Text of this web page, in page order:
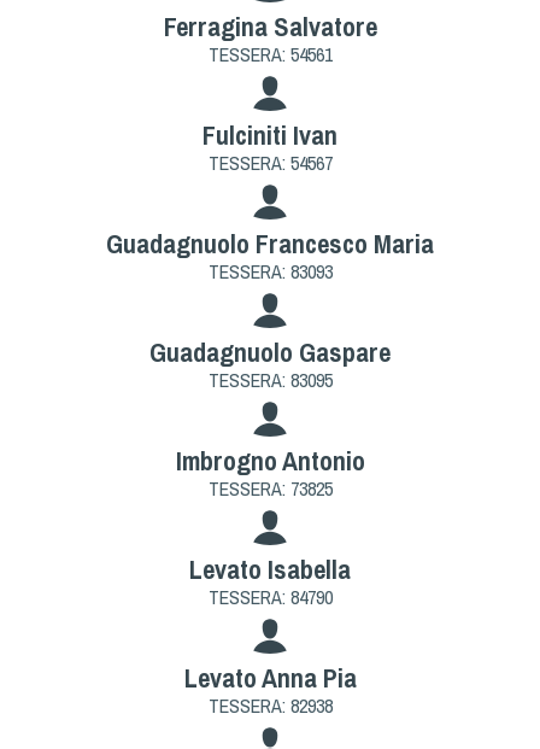
Ferragina Salvatore
TESSERA: 54561
Fulciniti Ivan
TESSERA: 54567
Guadagnuolo Francesco Maria
TESSERA: 83093
Guadagnuolo Gaspare
TESSERA: 83095
Imbrogno Antonio
TESSERA: 73825
Levato Isabella
TESSERA: 84790
Levato Anna Pia
TESSERA: 82938